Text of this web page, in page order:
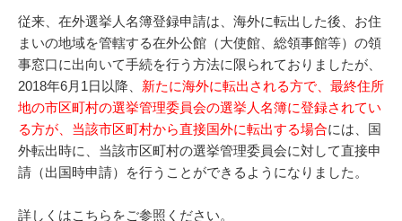
従来、在外選挙人名簿登録申請は、海外に転出した後、お住
まいの地域を管轄する在外公館（大使館、総領事館等）の領
事窓口に出向いて手続を行う方法に限られておりましたが、
2018年6月1日以降、 新たに海外に転出される方で、最終住所
地の市区町村の選挙管理委員会の選挙人名簿に登録されてい
る方が、当該市区町村から直接国外に転出する場合には、国
外転出時に、当該市区町村の選挙管理委員会に対して直接申
請（出国時申請）を行うことができるようになりました。
詳しくはこちらをご参照ください。